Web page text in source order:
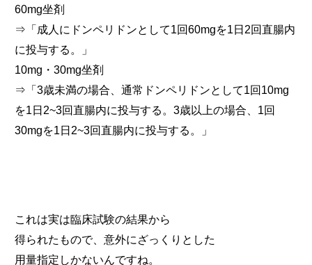
60mg坐剤
⇒「成人にドンペリドンとして1回60mgを1日2回直腸内
に投与する。」
10mg・30mg坐剤
⇒「3歳未満の場合、通常ドンペリドンとして1回10mg
を1日2~3回直腸内に投与する。3歳以上の場合、1回
30mgを1日2~3回直腸内に投与する。」
これは実は臨床試験の結果から
得られたもので、意外にざっくりとした
用量指定しかないんですね。